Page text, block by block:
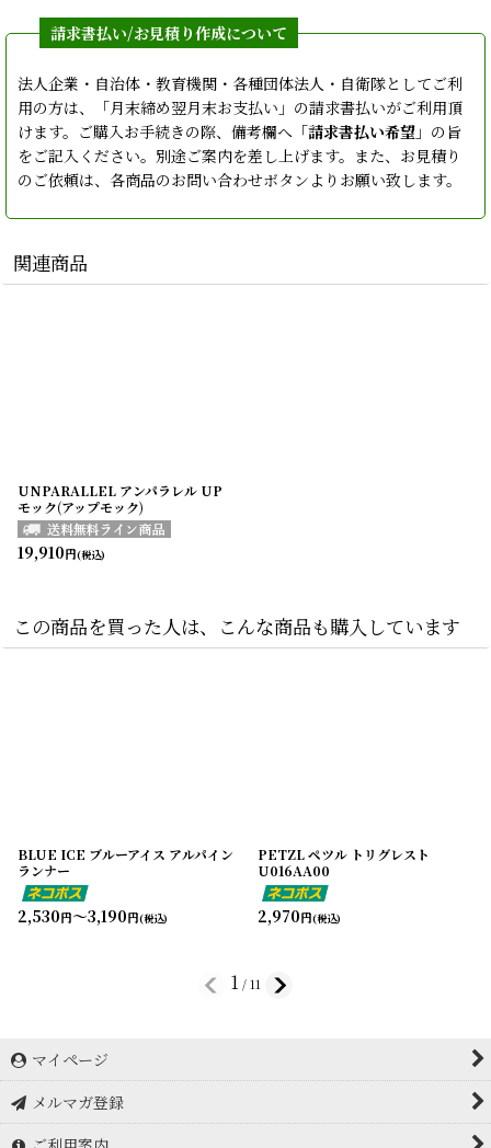
法人企業・自治体・教育機関・各種団体法人・自衛隊としてご利
用の方は、「月末締め翌月末お支払い」の請求書払いがご利用頂
けます。ご購入お手続きの際、備考欄へ「請求書払い希望 」の旨
をご記入ください。別途ご案内を差し上げます。また、お見積り
のご依頼は、各商品のお問い合わせボタンよりお願い致します。
関連商品
UNPARALLEL アンパラレル UP
モック(アップモック)
19,910円(税込)
この商品を買った人は、こんな商品も購入しています
BLUE ICE ブルーアイス アルパイン
ランナー
2,530円～3,190円(税込)
PETZL ペツル トリグレスト
U016AA00
2,970円(税込)
1 / 11
マイページ
メルマガ登録